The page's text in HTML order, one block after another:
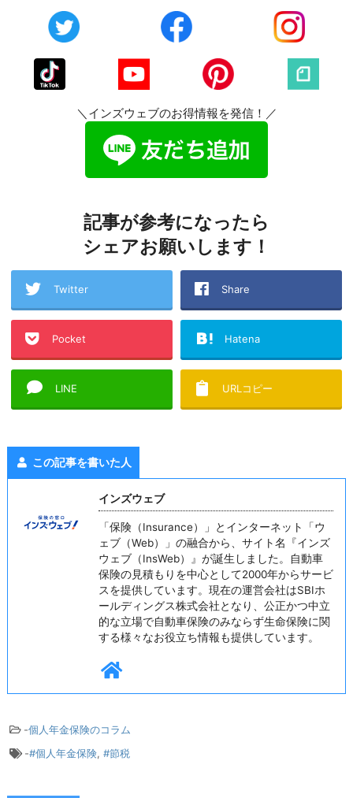
＼インズウェブのお得情報を発信！／
記事が参考になったら
シェアお願いします！
Twitter Share
Pocket Hatena
LINE URLコピー
この記事を書いた人
インズウェブ
「保険（Insurance）」とインターネット「ウ
ェブ（Web）」の融合から、サイト名『インズ
ウェブ（InsWeb）』が誕生しました。自動車
保険の見積もりを中心として2000年からサービ
スを提供しています。現在の運営会社はSBIホ
ールディングス株式会社となり、公正かつ中立
的な立場で自動車保険のみならず生命保険に関
する様々なお役立ち情報も提供しています。
-個人年金保険のコラム
-#個人年金保険, #節税